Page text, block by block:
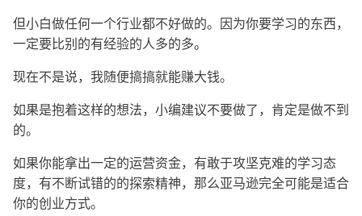
但小白做任何一个行业都不好做的。因为你要学习的东西，
一定要比别的有经验的人多的多。
现在不是说，我随便搞搞就能赚大钱。
如果是抱着这样的想法，小编建议不要做了，肯定是做不到
的。
如果你能拿出一定的运营资金，有敢于攻坚克难的学习态
度，有不断试错的的探索精神，那么亚马逊完全可能是适合
你的创业方式。